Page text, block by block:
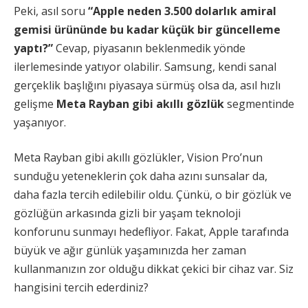
Peki, asıl soru “Apple neden 3.500 dolarlık amiral
gemisi ürününde bu kadar küçük bir güncelleme
yaptı?”Cevap, piyasanın beklenmedik yönde
ilerlemesinde yatıyor olabilir. Samsung, kendi sanal
gerçeklik başlığını piyasaya sürmüş olsa da, asıl hızlı
gelişme Meta Rayban gibi akıllı gözlüksegmentinde
yaşanıyor.
Meta Rayban gibi akıllı gözlükler, Vision Pro’nun
sunduğu yeteneklerin çok daha azını sunsalar da,
daha fazla tercih edilebilir oldu. Çünkü, o bir gözlük ve
gözlüğün arkasında gizli bir yaşam teknoloji
konforunu sunmayı hedefliyor. Fakat, Apple tarafında
büyük ve ağır günlük yaşamınızda her zaman
kullanmanızın zor olduğu dikkat çekici bir cihaz var. Siz
hangisini tercih ederdiniz?